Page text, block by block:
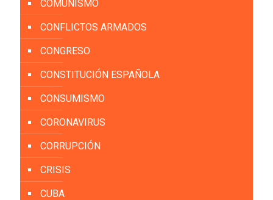
COMUNISMO
CONFLICTOS ARMADOS
CONGRESO
CONSTITUCIÓN ESPAÑOLA
CONSUMISMO
CORONAVIRUS
CORRUPCIÓN
CRISIS
CUBA